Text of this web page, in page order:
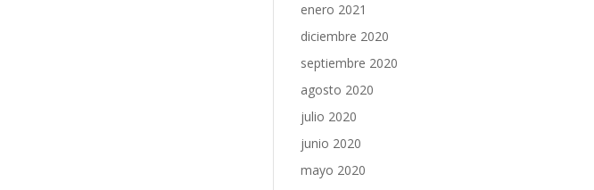
enero 2021
diciembre 2020
septiembre 2020
agosto 2020
julio 2020
junio 2020
mayo 2020